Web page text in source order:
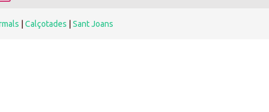
Calçotades Sant Joans